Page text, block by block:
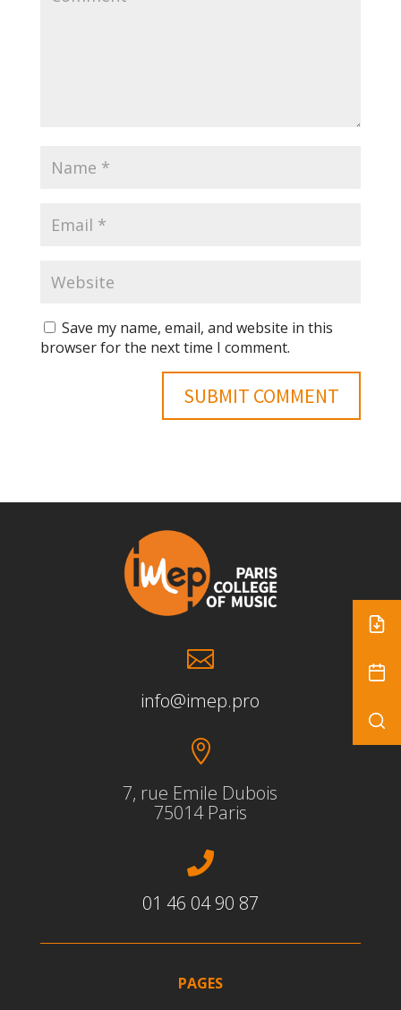
Save my name, email, and website in this
browser for the next time I comment.

info@imep.pro

7, rue Emile Dubois
75014 Paris

01 46 04 90 87
PAGES